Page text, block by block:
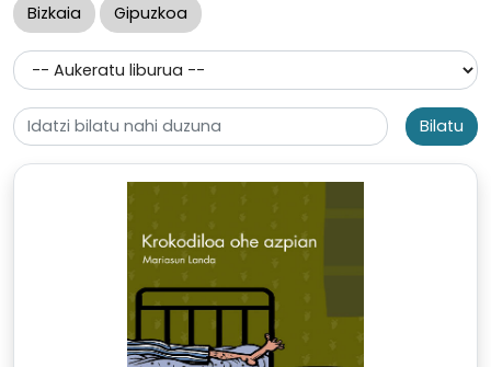
Bizkaia Gipuzkoa
Bilatu